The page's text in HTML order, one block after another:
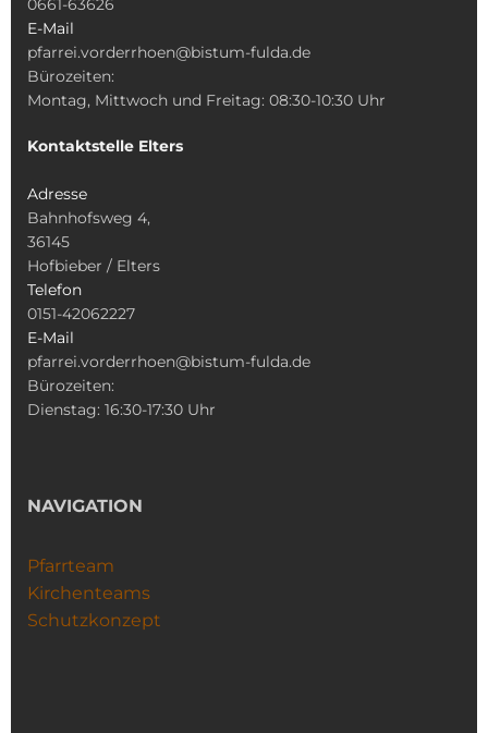
0661-63626
E-Mail
pfarrei.vorderrhoen@bistum-fulda.de
Bürozeiten:
Montag, Mittwoch und Freitag: 08:30-10:30 Uhr
Kontaktstelle Elters
Adresse
Bahnhofsweg 4,
36145
Hofbieber / Elters
Telefon
0151-42062227
E-Mail
pfarrei.vorderrhoen@bistum-fulda.de
Bürozeiten:
Dienstag: 16:30-17:30 Uhr
NAVIGATION
Pfarrteam
Kirchenteams
Schutzkonzept